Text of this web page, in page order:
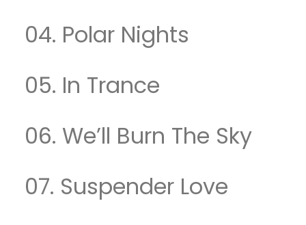
04. Polar Nights
05. In Trance
06. We’ll Burn The Sky
07. Suspender Love